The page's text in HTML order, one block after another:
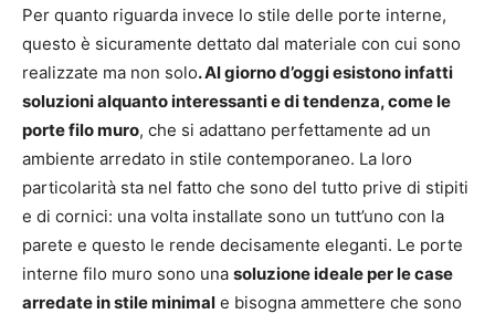
Per quanto riguarda invece lo stile delle porte interne,
questo è sicuramente dettato dal materiale con cui sono
realizzate ma non solo. Al giorno d’oggi esistono infatti
soluzioni alquanto interessanti e di tendenza, come le
porte filo muro, che si adattano perfettamente ad un
ambiente arredato in stile contemporaneo. La loro
particolarità sta nel fatto che sono del tutto prive di stipiti
e di cornici: una volta installate sono un tutt’uno con la
parete e questo le rende decisamente eleganti. Le porte
interne filo muro sono una soluzione ideale per le case
arredate in stile minimal e bisogna ammettere che sono